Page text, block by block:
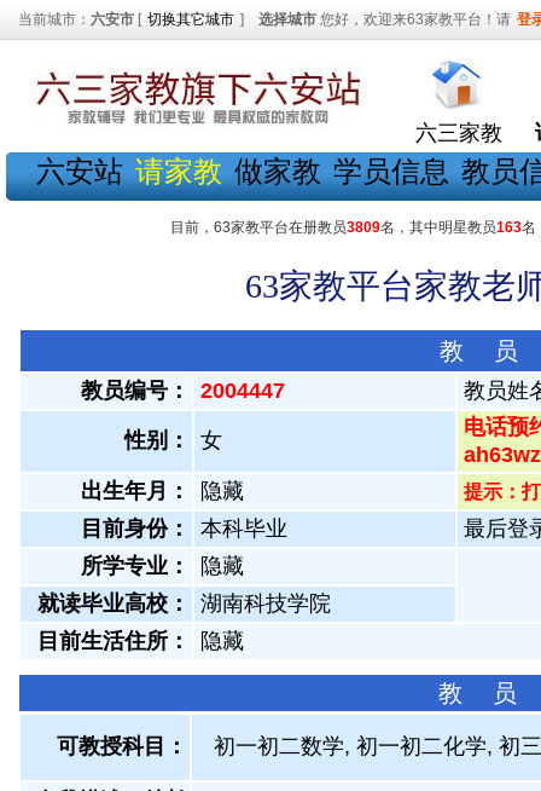
当前城市： 六安市 [ 切换其它城市 ] 选择城市 您好，欢迎来63家教平台！请 登
六三家教
六安站 请家教 做家教 学员信息 教员
目前，63家教平台在册教员3809名，其中明星教员163名
63家教平台家教老
教 员
教员编号： 2004447 教员姓
性别： 女
电话预
出生年月：
隐藏 提示：
目前身份： 本科毕业
最后登
所学专业：
隐藏
就读毕业高校：
湖南科技学院
目前生活住所：
隐藏
教 员
可教授科目： 初一初二数学, 初一初二化学, 初